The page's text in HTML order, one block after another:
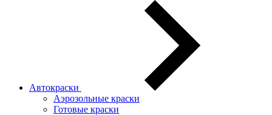
Автокраски
Аэрозольные краски
Готовые краски